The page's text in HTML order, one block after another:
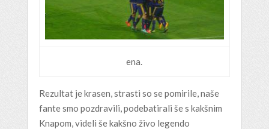
ena.
Rezultat je krasen, strasti so se pomirile, naše
fante smo pozdravili, podebatirali še s kakšnim
Knapom, videli še kakšno živo legendo